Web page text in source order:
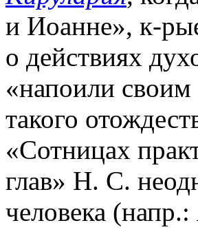
и Иоанне», к-
о действиях
«напоили своим
такого
«Сотницах
глав» Н. С.
человека (напр.: